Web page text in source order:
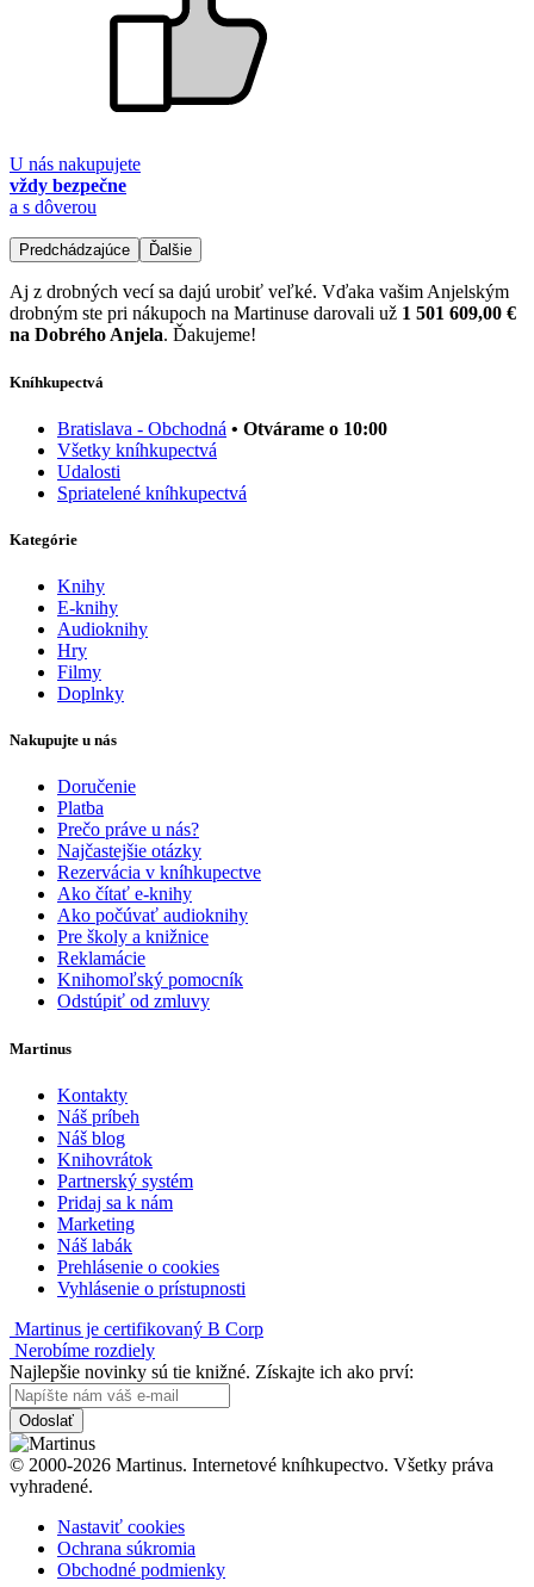
U nás nakupujete
vždy bezpečne
a s dôverou
Predchádzajúce Ďalšie
Aj z drobných vecí sa dajú urobiť veľké. Vďaka vašim Anjelským
drobným ste pri nákupoch na Martinuse darovali už 1 501 609,00 €
na Dobrého Anjela. Ďakujeme!
Kníhkupectvá
Bratislava - Obchodná • Otvárame o 10:00
Všetky kníhkupectvá
Udalosti
Spriatelené kníhkupectvá
Kategórie
Knihy
E-knihy
Audioknihy
Hry
Filmy
Doplnky
Nakupujte u nás
Doručenie
Platba
Prečo práve u nás?
Najčastejšie otázky
Rezervácia v kníhkupectve
Ako čítať e-knihy
Ako počúvať audioknihy
Pre školy a knižnice
Reklamácie
Knihomoľský pomocník
Odstúpiť od zmluvy
Martinus
Kontakty
Náš príbeh
Náš blog
Knihovrátok
Partnerský systém
Pridaj sa k nám
Marketing
Náš labák
Prehlásenie o cookies
Vyhlásenie o prístupnosti
Martinus je certifikovaný B Corp
Nerobíme rozdiely
Najlepšie novinky sú tie knižné. Získajte ich ako prví:
Odoslať
© 2000-2026 Martinus. Internetové kníhkupectvo. Všetky práva
vyhradené.
Nastaviť cookies
Ochrana súkromia
Obchodné podmienky